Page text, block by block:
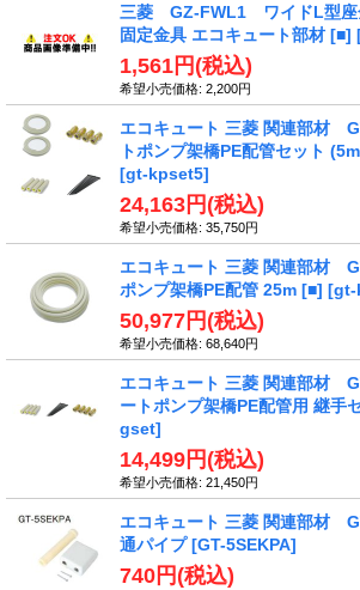
三菱 GZ-FWL1 ワイドL型座
固定金具 エコキュート部材 [■]
1,561円 (税込)
希望小売価格: 2,200円
エコキュート 三菱 関連部材
トポンプ架橋PE配管セット
[gt-kpset5]
24,163円 (税込)
希望小売価格: 35,750円
エコキュート 三菱 関連部材
ポンプ架橋PE配管 25m [■] [gt-
50,977円 (税込)
希望小売価格: 68,640円
エコキュート 三菱 関連部材
ートポンプ架橋PE配管用 継手
gset]
14,499円 (税込)
希望小売価格: 21,450円
エコキュート 三菱 関連部材
通パイプ[GT-5SEKPA]
740円 (税込)